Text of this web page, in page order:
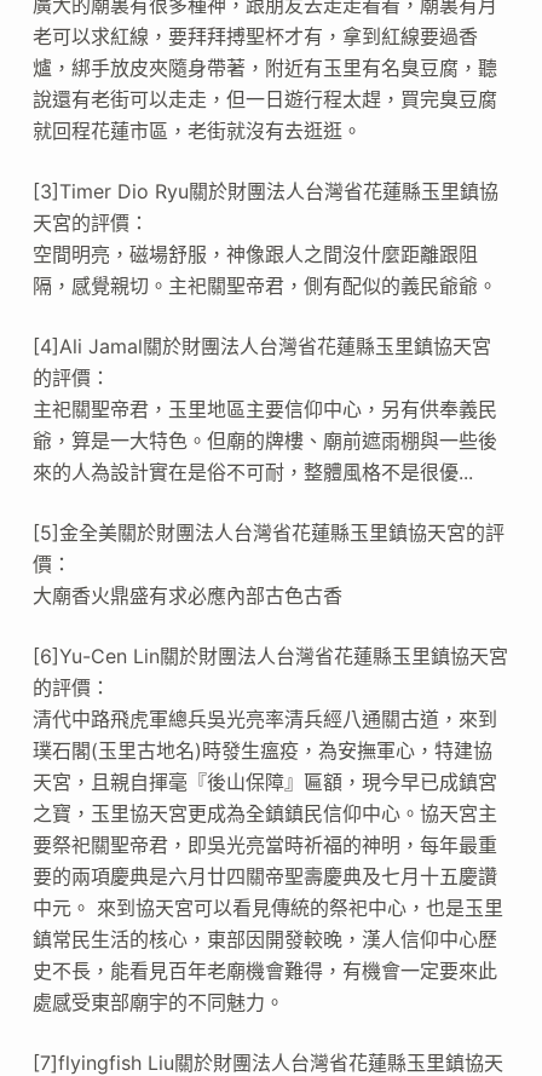
老可以求紅線，要拜拜搏聖杯才有，拿到紅線要過香
爐，綁手放皮夾隨身帶著，附近有玉里有名臭豆腐，聽
說還有老街可以走走，但一日遊行程太趕，買完臭豆腐
就回程花蓮市區，老街就沒有去逛逛。
[3]Timer Dio Ryu關於財團法人台灣省花蓮縣玉里鎮協
天宮的評價：
空間明亮，磁場舒服，神像跟人之間沒什麼距離跟阻
隔，感覺親切。主祀關聖帝君，側有配似的義民爺爺。
[4]Ali Jamal關於財團法人台灣省花蓮縣玉里鎮協天宮
的評價：
主祀關聖帝君，玉里地區主要信仰中心，另有供奉義民
爺，算是一大特色。但廟的牌樓、廟前遮雨棚與一些後
來的人為設計實在是俗不可耐，整體風格不是很優...
[5]金全美關於財團法人台灣省花蓮縣玉里鎮協天宮的評
價：
大廟香火鼎盛有求必應內部古色古香
[6]Yu-Cen Lin關於財團法人台灣省花蓮縣玉里鎮協天宮
的評價：
清代中路飛虎軍總兵吳光亮率清兵經八通關古道，來到
璞石閣(玉里古地名)時發生瘟疫，為安撫軍心，特建協
天宮，且親自揮毫『後山保障』匾額，現今早已成鎮宮
之寶，玉里協天宮更成為全鎮鎮民信仰中心。協天宮主
要祭祀關聖帝君，即吳光亮當時祈福的神明，每年最重
要的兩項慶典是六月廿四關帝聖壽慶典及七月十五慶讚
中元。 來到協天宮可以看見傳統的祭祀中心，也是玉里
鎮常民生活的核心，東部因開發較晚，漢人信仰中心歷
史不長，能看見百年老廟機會難得，有機會一定要來此
處感受東部廟宇的不同魅力。
[7]flyingfish Liu關於財團法人台灣省花蓮縣玉里鎮協天